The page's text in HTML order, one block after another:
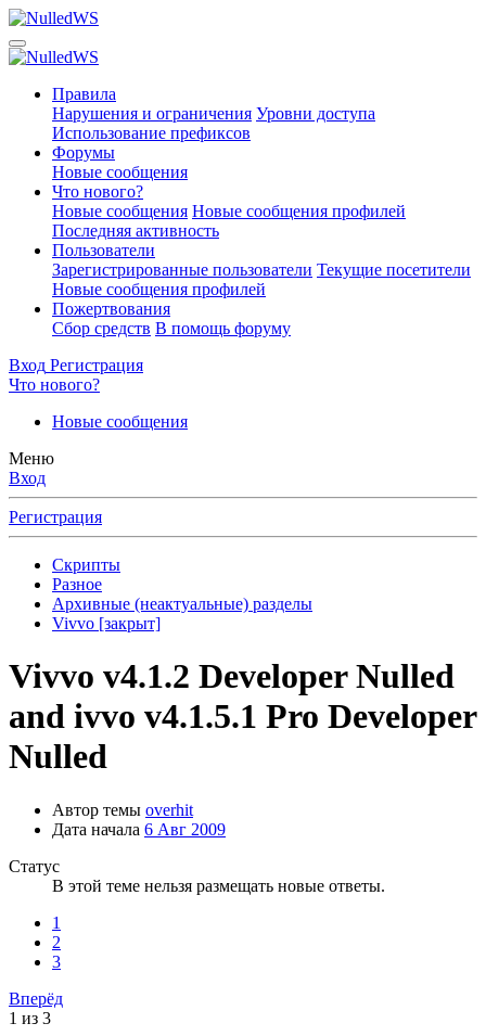
Правила
Нарушения и ограничения Уровни доступа
Использование префиксов
Форумы
Новые сообщения
Что нового?
Новые сообщения Новые сообщения профилей
Последняя активность
Пользователи
Зарегистрированные пользователи Текущие посетители
Новые сообщения профилей
Пожертвования
Сбор средств В помощь форуму
Вход Регистрация
Что нового?
Новые сообщения
Меню
Вход
Регистрация
Скрипты
Разное
Архивные (неактуальные) разделы
Vivvo [закрыт]
Vivvo v4.1.2 Developer Nulled
and ivvo v4.1.5.1 Pro Developer
Nulled
Автор темы overhit
Дата начала 6 Авг 2009
Статус
В этой теме нельзя размещать новые ответы.
1
2
3
Вперёд
1 из 3